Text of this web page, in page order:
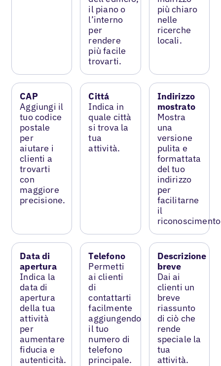
il piano o
l’interno
per
rendere
più facile
trovarti.
più chiaro
nelle
ricerche
locali.
CAP
Aggiungi il
tuo codice
postale
per
aiutare i
clienti a
trovarti
con
maggiore
precisione.
Cittá
Indica in
quale città
si trova la
tua
attività.
Indirizzo
mostrato
Mostra
una
versione
pulita e
formattata
del tuo
indirizzo
per
facilitarne
il
Data di
apertura
Indica la
data di
apertura
della tua
attività
per
aumentare
fiducia e
autenticità.
Telefono
Permetti
ai clienti
di
contattarti
facilmente
aggiungendo
il tuo
numero di
telefono
principale.
Descrizione
breve
Dai ai
clienti un
breve
riassunto
di ciò che
rende
speciale la
tua
attività.